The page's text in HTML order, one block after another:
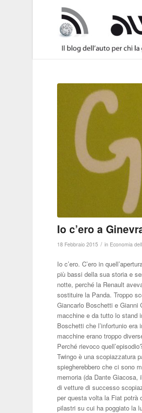
Io c’ero a
18 Febbraio 2015 / in Economia
Io c’ero. C’ero in
più bassi della sua storia e
notte, perché la Renault
sostituire la Panda. Troppo
Giancarlo Boschetti e Gianni
macchine e da tutto lo stand
Boschetti che l’infortunio
macchine erano troppo
Perché rievoco
Twingo è una scopiazzatura
spiegherebbero che ci sono
memoria (da Dante Giacosa,
di vetture di successo
per questa volta la Fiat potrà
pilastri su cui ha poggiato la